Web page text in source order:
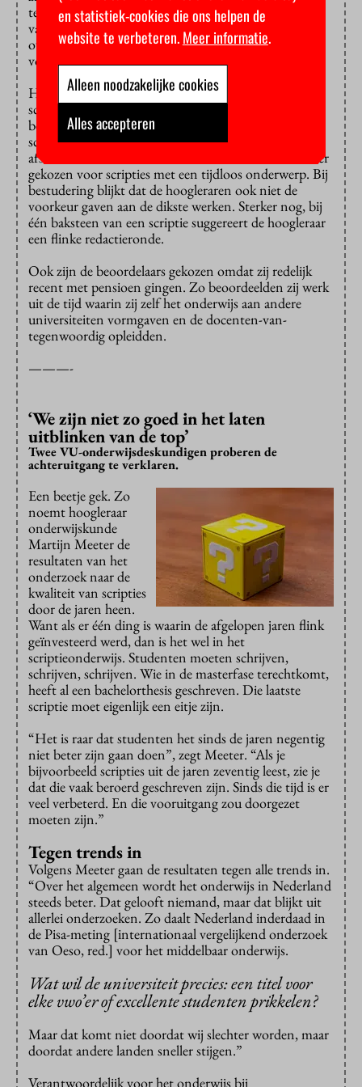
teloorgang van het onderwijs is tenslotte al de hobby
van ouderen sinds Socrates (469 v. Chr.) mopperde
over de jeugd-van-tegenwoordig: ‘Ze geven de
voorkeur aan kletspraatjes in plaats van training.’
Het kan een smaakverschil in onderwerpkeuze van de
scriptie zijn waardoor ze de oudere scripties beter
beoordeelden. Of een voorkeur voor de dikkere
scripties uit de tijd dat studenten langer over hun
afstuderen mochten doen. Om dat te voorkomen is er
gekozen voor scripties met een tijdloos onderwerp. Bij
bestudering blijkt dat de hoogleraren ook niet de
voorkeur gaven aan de dikste werken. Sterker nog, bij
één baksteen van een scriptie suggereert de hoogleraar
een flinke redactieronde.
Ook zijn de beoordelaars gekozen omdat zij redelijk
recent met pensioen gingen. Zo beoordeelden zij werk
uit de tijd waarin zij zelf het onderwijs aan andere
universiteiten vormgaven en de docenten-van-
tegenwoordig opleidden.
———-
‘We zijn niet zo goed in het laten
uitblinken van de top’
Twee VU-onderwijsdeskundigen proberen de
achteruitgang te verklaren.
Een beetje gek. Zo
noemt hoogleraar
onderwijskunde
Martijn Meeter de
resultaten van het
onderzoek naar de
kwaliteit van scripties
door de jaren heen.
Want als er één ding is waarin de afgelopen jaren flink
geïnvesteerd werd, dan is het wel in het
scriptieonderwijs. Studenten moeten schrijven,
schrijven, schrijven. Wie in de masterfase terechtkomt,
heeft al een bachelorthesis geschreven. Die laatste
scriptie moet eigenlijk een eitje zijn.
“Het is raar dat studenten het sinds de jaren negentig
niet beter zijn gaan doen”, zegt Meeter. “Als je
bijvoorbeeld scripties uit de jaren zeventig leest, zie je
dat die vaak beroerd geschreven zijn. Sinds die tijd is er
veel verbeterd. En die vooruitgang zou doorgezet
moeten zijn.”
Tegen trends in
Volgens Meeter gaan de resultaten tegen alle trends in.
“Over het algemeen wordt het onderwijs in Nederland
steeds beter. Dat gelooft niemand, maar dat blijkt uit
allerlei onderzoeken. Zo daalt Nederland inderdaad in
de Pisa-meting [internationaal vergelijkend onderzoek
van Oeso, red.] voor het middelbaar onderwijs.
Wat wil de universiteit precies: een titel voor
elke vwo’er of excellente studenten prikkelen?
Maar dat komt niet doordat wij slechter worden, maar
doordat andere landen sneller stijgen.”
Verantwoordelijk voor het onderwijs bij
en statistiek-cookies die ons helpen de
website te verbeteren.Meer informatie.
Alleen noodzakelijke cookies
Alles accepteren